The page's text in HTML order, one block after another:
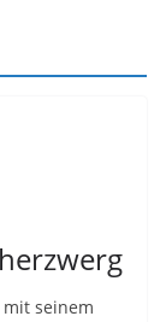
mit seinem